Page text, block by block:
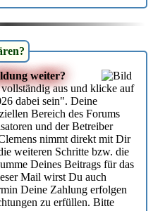
weiter?
aus und klicke auf
dabei sein". Deine
Bereich des Forums
und der Betreiber
nimmt direkt mit Dir
weiteren Schritte bzw. die
Deines Beitrags für das
Mail wirst Du auch
Deine Zahlung erfolgen
zu erfüllen. Bitte